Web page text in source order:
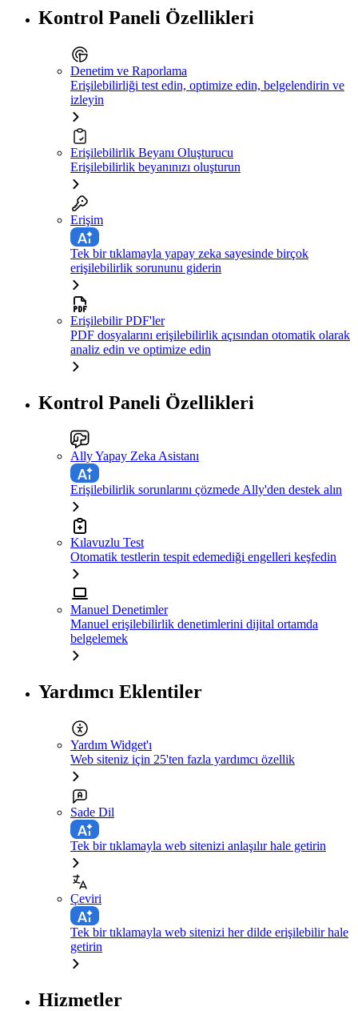
Kontrol Paneli Özellikleri
Denetim ve Raporlama
Erişilebilirliği test edin, optimize edin, belgelendirin ve
izleyin
Erişilebilirlik Beyanı Oluşturucu
Erişilebilirlik beyanınızı oluşturun
Erişim
Tek bir tıklamayla yapay zeka sayesinde birçok
erişilebilirlik sorununu giderin
Erişilebilir PDF'ler
PDF dosyalarını erişilebilirlik açısından otomatik olarak
analiz edin ve optimize edin
Kontrol Paneli Özellikleri
Ally Yapay Zeka Asistanı
Erişilebilirlik sorunlarını çözmede Ally'den destek alın
Kılavuzlu Test
Otomatik testlerin tespit edemediği engelleri keşfedin
Manuel Denetimler
Manuel erişilebilirlik denetimlerini dijital ortamda
belgelemek
Yardımcı Eklentiler
Yardım Widget'ı
Web siteniz için 25'ten fazla yardımcı özellik
Sade Dil
Tek bir tıklamayla web sitenizi anlaşılır hale getirin
Çeviri
Tek bir tıklamayla web sitenizi her dilde erişilebilir hale
getirin
Hizmetler